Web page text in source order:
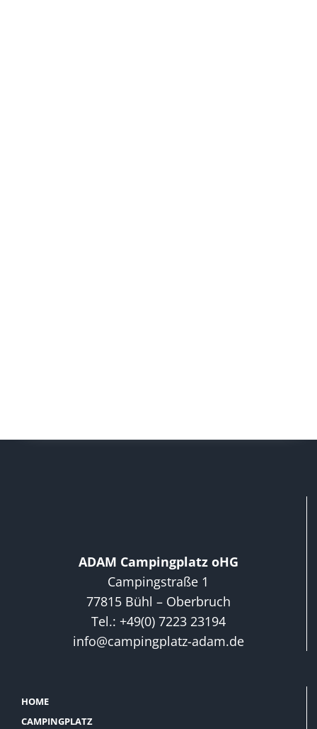
ADAM Campingplatz oHG
Campingstraße 1
77815 Bühl – Oberbruch
Tel.: +49(0) 7223 23194
info@campingplatz-adam.de
HOME
CAMPINGPLATZ